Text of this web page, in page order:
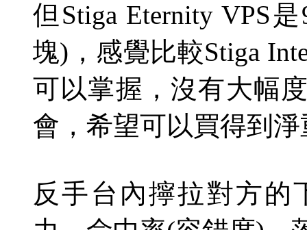
但 Stiga Eternity VPS是
塊) ，感覺比較Stiga
可以掌握，沒有大幅
會，希望可以買得到淨
反手台內擰拉對方的